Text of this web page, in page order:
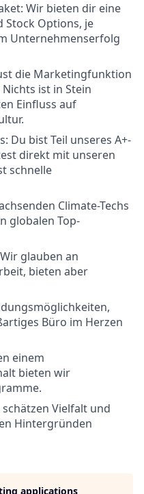
Wir bieten dir eine
Stock Options, je
Unternehmenserfolg
die Marketingfunktion
ist in Stein
Einfluss auf
Du bist Teil unseres A+-
direkt mit unseren
schnelle
Climate-Techs
globalen Top-
glauben an
bieten aber
Büro im Herzen
einem
bieten wir
Vielfalt und
Hintergründen
applications